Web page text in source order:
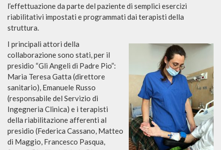
l’effettuazione da parte del paziente di semplici esercizi
riabilitativi impostati e programmati dai terapisti della
struttura.
I principali attori della
collaborazione sono stati, per il
presidio “Gli Angeli di Padre Pio”:
Maria Teresa Gatta (direttore
sanitario), Emanuele Russo
(responsabile del Servizio di
Ingegneria Clinica) e i terapisti
della riabilitazione afferenti al
presidio (Federica Cassano, Matteo
di Maggio, Francesco Pasqua,